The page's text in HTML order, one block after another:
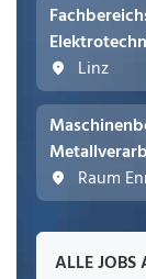
Linz
Raum
ALLE JOBS